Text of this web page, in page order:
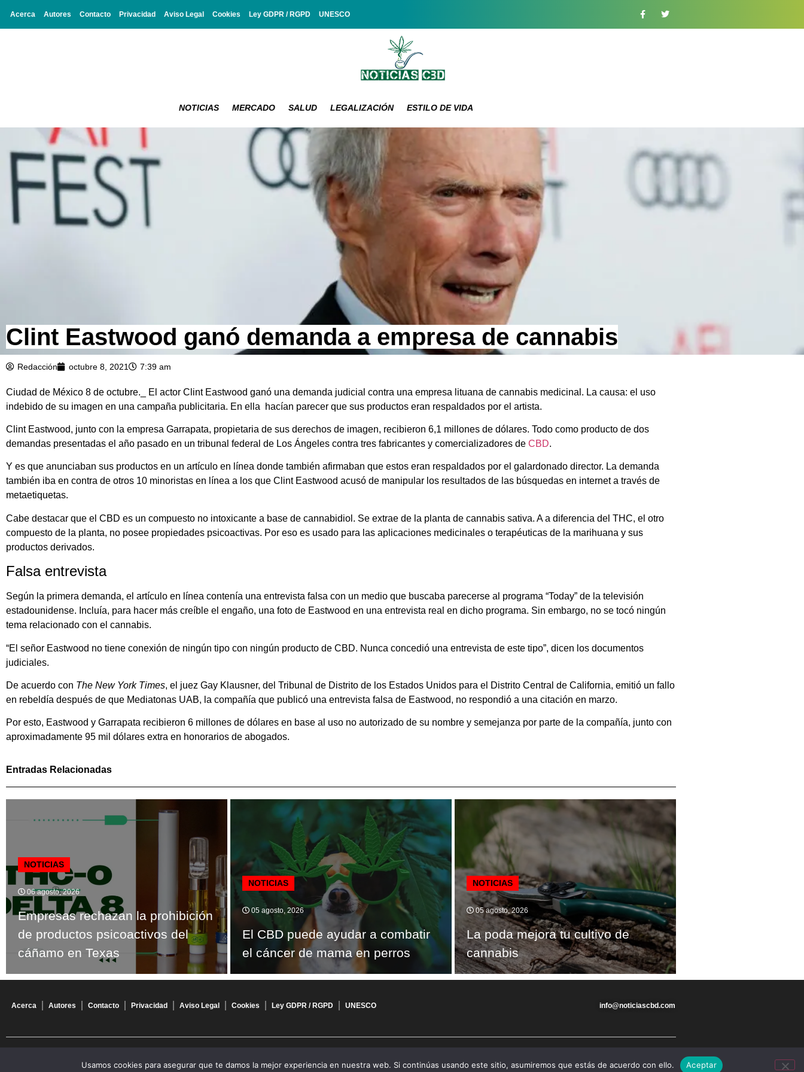
Acerca Autores Contacto Privacidad Aviso Legal Cookies Ley GDPR / RGPD UNESCO
NOTICIAS MERCADO SALUD LEGALIZACIÓN ESTILO DE VIDA
Clint Eastwood ganó demanda a empresa de cannabis
Redacción octubre 8, 2021 7:39 am
Ciudad de México 8 de octubre._ El actor Clint Eastwood ganó una demanda judicial contra una empresa lituana de cannabis medicinal. La causa: el uso
indebido de su imagen en una campaña publicitaria. En ella hacían parecer que sus productos eran respaldados por el artista.
Clint Eastwood, junto con la empresa Garrapata, propietaria de sus derechos de imagen, recibieron 6,1 millones de dólares. Todo como producto de dos
demandas presentadas el año pasado en un tribunal federal de Los Ángeles contra tres fabricantes y comercializadores de CBD.
Y es que anunciaban sus productos en un artículo en línea donde también afirmaban que estos eran respaldados por el galardonado director. La demanda
también iba en contra de otros 10 minoristas en línea a los que Clint Eastwood acusó de manipular los resultados de las búsquedas en internet a través de
metaetiquetas.
Cabe destacar que el CBD es un compuesto no intoxicante a base de cannabidiol. Se extrae de la planta de cannabis sativa. A a diferencia del THC, el otro
compuesto de la planta, no posee propiedades psicoactivas. Por eso es usado para las aplicaciones medicinales o terapéuticas de la marihuana y sus
productos derivados.
Falsa entrevista
Según la primera demanda, el artículo en línea contenía una entrevista falsa con un medio que buscaba parecerse al programa “Today” de la televisión
estadounidense. Incluía, para hacer más creíble el engaño, una foto de Eastwood en una entrevista real en dicho programa. Sin embargo, no se tocó ningún
tema relacionado con el cannabis.
“El señor Eastwood no tiene conexión de ningún tipo con ningún producto de CBD. Nunca concedió una entrevista de este tipo”, dicen los documentos
judiciales.
De acuerdo con The New York Times, el juez Gay Klausner, del Tribunal de Distrito de los Estados Unidos para el Distrito Central de California, emitió un fallo
en rebeldía después de que Mediatonas UAB, la compañía que publicó una entrevista falsa de Eastwood, no respondió a una citación en marzo.
Por esto, Eastwood y Garrapata recibieron 6 millones de dólares en base al uso no autorizado de su nombre y semejanza por parte de la compañía, junto con
aproximadamente 95 mil dólares extra en honorarios de abogados.
Entradas Relacionadas
NOTICIAS
06 agosto, 2026
Empresas rechazan la prohibición
de productos psicoactivos del
cáñamo en Texas
NOTICIAS
05 agosto, 2026
El CBD puede ayudar a combatir
el cáncer de mama en perros
NOTICIAS
05 agosto, 2026
La poda mejora tu cultivo de
cannabis
Acerca Autores Contacto Privacidad Aviso Legal Cookies Ley GDPR / RGPD UNESCO info@noticiascbd.com
© 2026 Todos los derechos reservadosUsamos cookies para asegurar que te damos la mejor experiencia en nuestra web. Si continúas usando este sitio, asumiremos que estás de acuerdo con ello. Aceptar